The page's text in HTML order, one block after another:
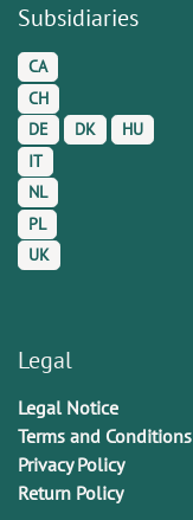
Subsidiaries
CA
CH
DE
DK
HU
IT
NL
PL
UK
Legal
Legal Notice
Terms and Conditions
Privacy Policy
Return Policy